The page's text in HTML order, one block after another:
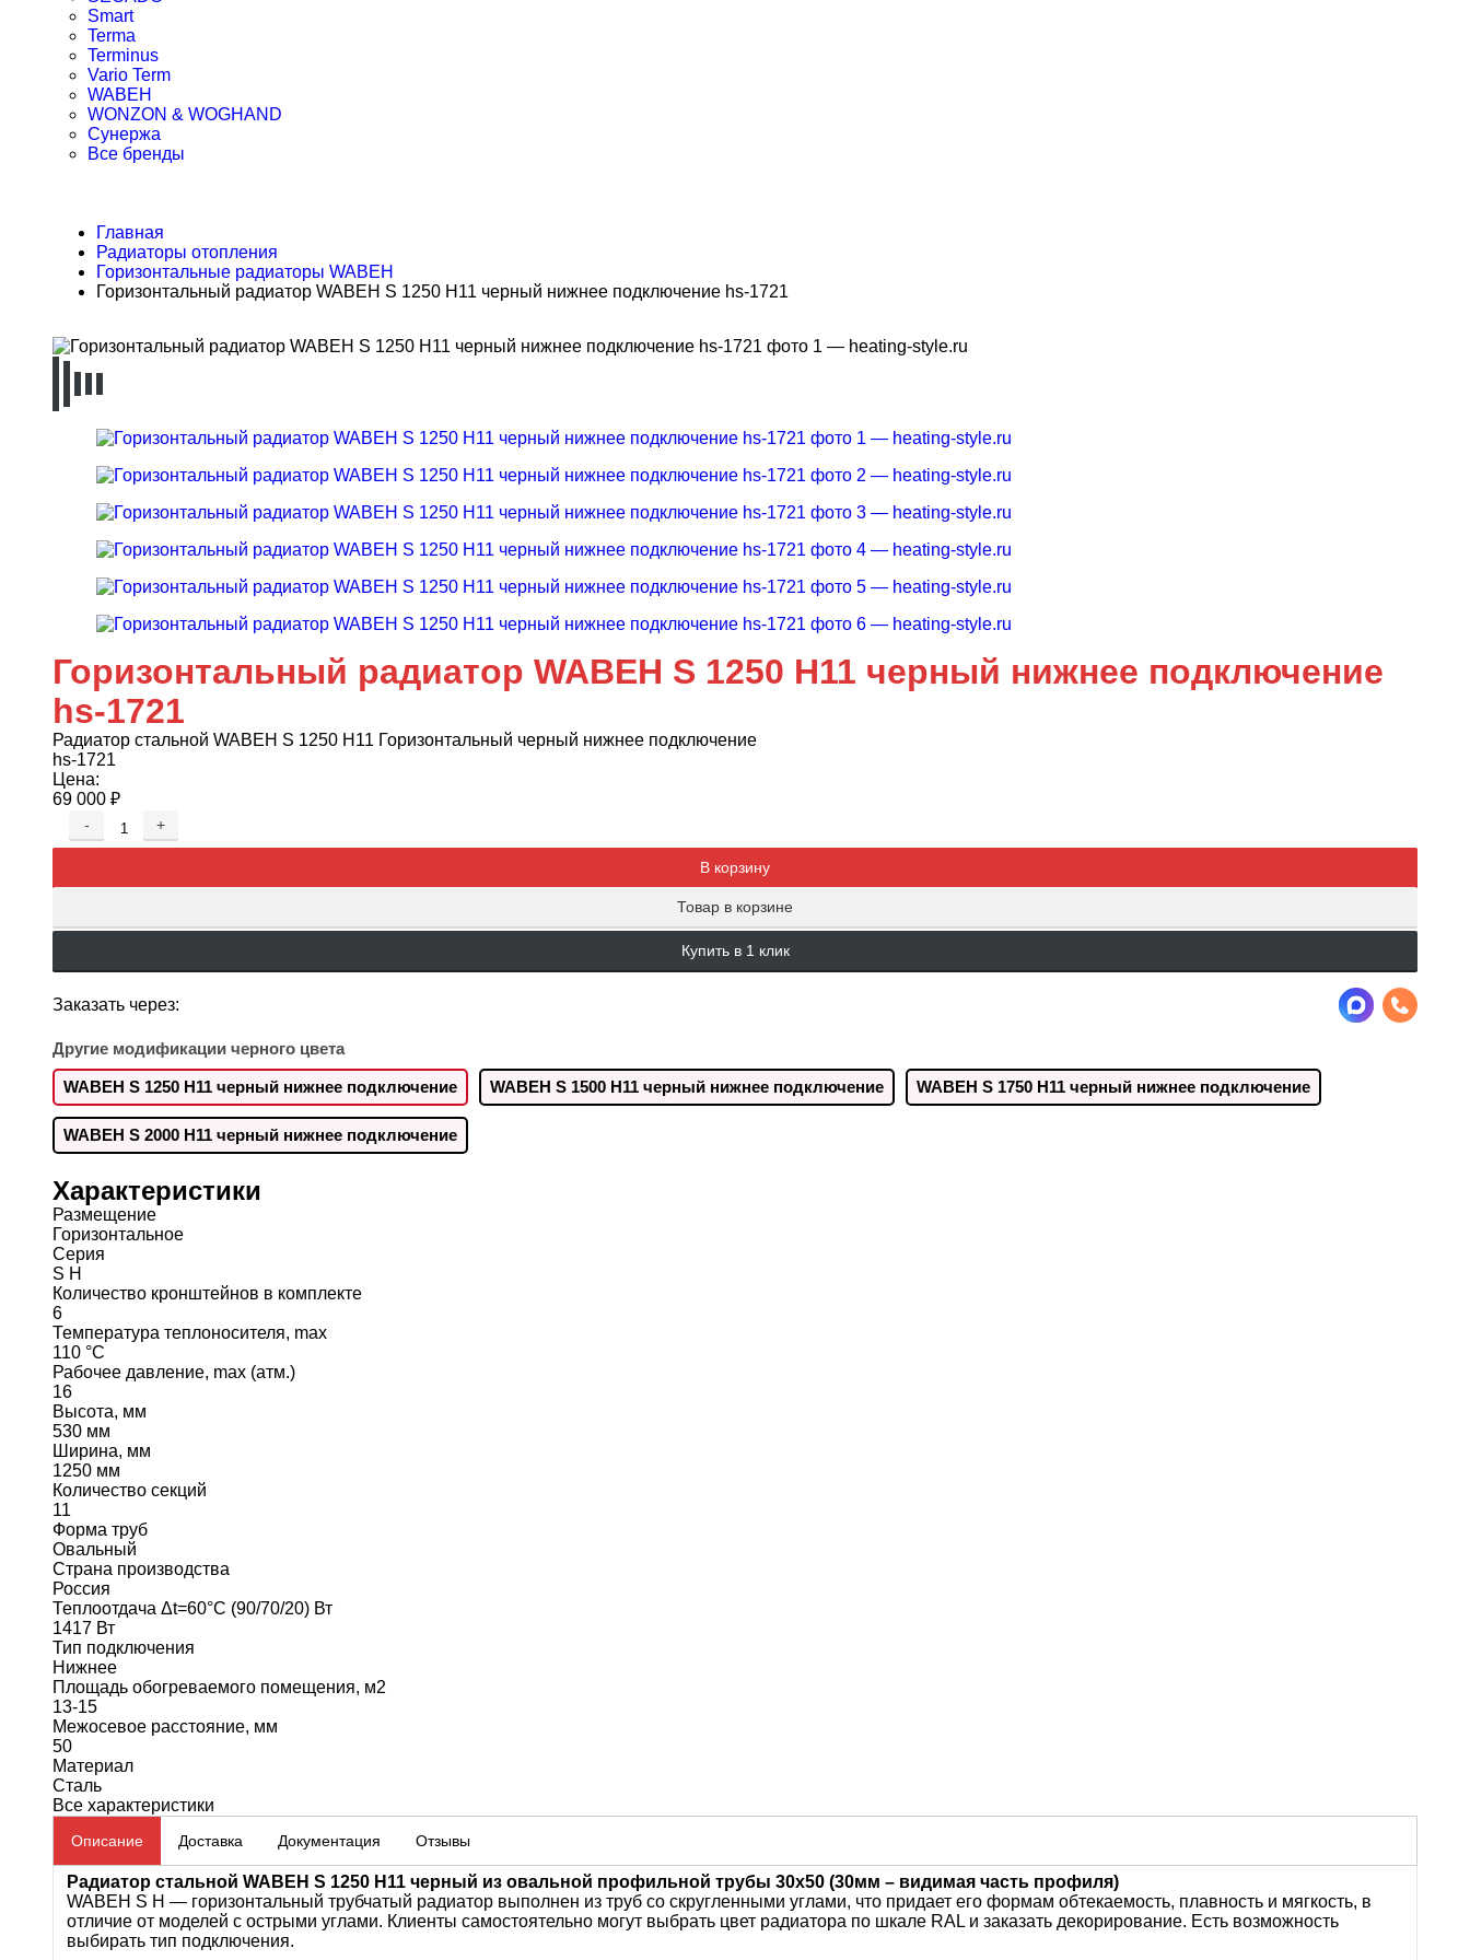
Smart
Terma
Terminus
Vario Term
WABEH
WONZON & WOGHAND
Сунержа
Все бренды
Главная
Радиаторы отопления
Горизонтальные радиаторы WABEH
Горизонтальный радиатор WABEH S 1250 H11 черный нижнее подключение hs-1721
Горизонтальный радиатор WABEH S 1250 H11 черный нижнее подключение
hs-1721
Радиатор стальной WABEH S 1250 H11 Горизонтальный черный нижнее подключение
hs-1721
Цена:
69 000 ₽
- +
В корзину
Товар в корзине
Купить в 1 клик
Заказать через:
Другие модификации черного цвета
WABEH S 1250 H11 черный нижнее подключение WABEH S 1500 H11 черный нижнее подключение WABEH S 1750 H11 черный нижнее подключение
WABEH S 2000 H11 черный нижнее подключение
Характеристики
Размещение
Горизонтальное
Серия
S H
Количество кронштейнов в комплекте
6
Температура теплоносителя, max
110 °C
Рабочее давление, max (атм.)
16
Высота, мм
530 мм
Ширина, мм
1250 мм
Количество секций
11
Форма труб
Овальный
Страна производства
Россия
Теплоотдача Δt=60°C (90/70/20) Вт
1417 Вт
Тип подключения
Нижнее
Площадь обогреваемого помещения, м2
13-15
Межосевое расстояние, мм
50
Материал
Сталь
Все характеристики
Описание Доставка Документация Отзывы
Радиатор стальной WABEH S 1250 H11 черный из овальной профильной трубы 30х50 (30мм – видимая часть профиля)
WABEH S H — горизонтальный трубчатый радиатор выполнен из труб со скругленными углами, что придает его формам обтекаемость, плавность и мягкость, в
отличие от моделей с острыми углами. Клиенты самостоятельно могут выбрать цвет радиатора по шкале RAL и заказать декорирование. Есть возможность
выбирать тип подключения.